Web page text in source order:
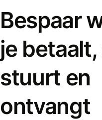
Bespaar
je
stuurt en
ontvangt